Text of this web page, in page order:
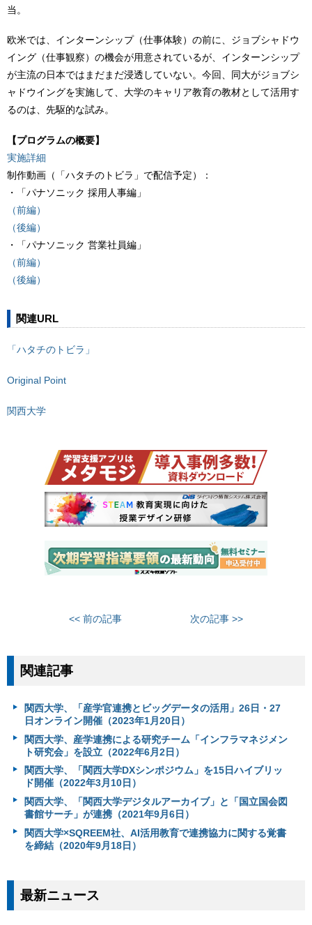
当。
欧米では、インターンシップ（仕事体験）の前に、ジョブシャドウ
イング（仕事観察）の機会が用意されているが、インターンシップ
が主流の日本ではまだまだ浸透していない。今回、同大がジョブシ
ャドウイングを実施して、大学のキャリア教育の教材として活用す
るのは、先駆的な試み。
【プログラムの概要】
実施詳細
制作動画（「ハタチのトビラ」で配信予定）：
・「パナソニック 採用人事編」
（前編）
（後編）
・「パナソニック 営業社員編」
（前編）
（後編）
関連URL
「ハタチのトビラ」
Original Point
関西大学
<< 前の記事 次の記事 >>
関連記事
関西大学、「産学官連携とビッグデータの活用」26日・27
日オンライン開催（2023年1月20日）
関西大学、産学連携による研究チーム「インフラマネジメン
ト研究会」を設立（2022年6月2日）
関西大学、「関西大学DXシンポジウム」を15日ハイブリッ
ド開催（2022年3月10日）
関西大学、「関西大学デジタルアーカイブ」と「国立国会図
書館サーチ」が連携（2021年9月6日）
関西大学×SQREEM社、AI活用教育で連携協力に関する覚書
を締結（2020年9月18日）
最新ニュース